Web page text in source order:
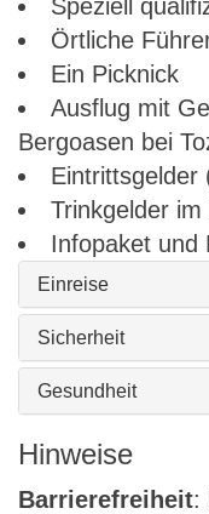
Speziell
Örtliche
Ein Picknick
Ausflug mit
Bergoasen bei
Eintrittsgelder
Trinkgelder im
Infopaket und
Einreise
Sicherheit
Gesundheit
Hinweise
Barrierefreiheit: